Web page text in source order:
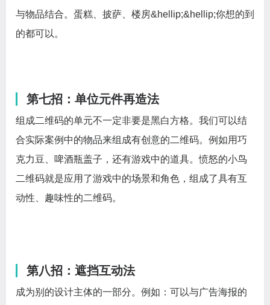
与物品结合。蛋糕、披萨、楼房&hellip;&hellip;你想的到
的都可以。
第七招：单位元件再造法
组成二维码的单元不一定非要是黑白方格。我们可以结
合实际案例中的物品来组成有创意的二维码。例如用巧
克力豆、啤酒瓶盖子，还有游戏中的道具。愤怒的小鸟
二维码就是应用了游戏中的场景和角色，组成了具有互
动性、趣味性的二维码。
第八招：遮挡互动法
成为别的设计主体的一部分。例如：可以与广告海报的